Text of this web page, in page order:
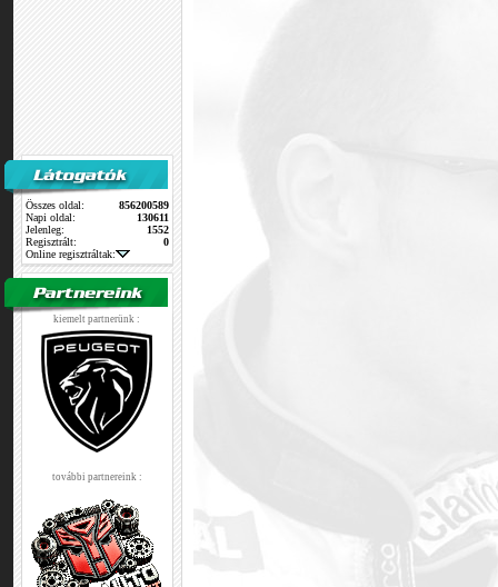
Összes oldal:
856200589
Napi oldal:
130611
Jelenleg:
1552
Regisztrált:
0
Online regisztráltak:
kiemelt partnerünk :
további partnereink :